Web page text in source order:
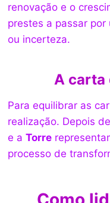
renovação e o
prestes a passar
ou incerteza.
A carta
Para equilibrar as
realização. Depois
e a Torre
processo de